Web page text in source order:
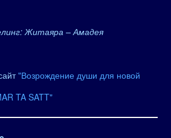
Житаяра – Амадея
"Возрождение души для новой
TA SATT"